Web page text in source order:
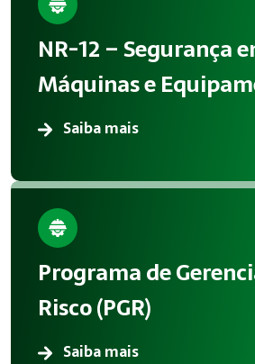
NR-12 – Segurança
Máquinas e
Saiba mais
Programa de
Risco (PGR)
Saiba mais